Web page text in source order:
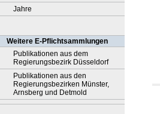
Jahre
Weitere E-Pflichtsammlungen
Publikationen aus dem
Regierungsbezirk Düsseldorf
Publikationen aus den
Regierungsbezirken Münster,
Arnsberg und Detmold